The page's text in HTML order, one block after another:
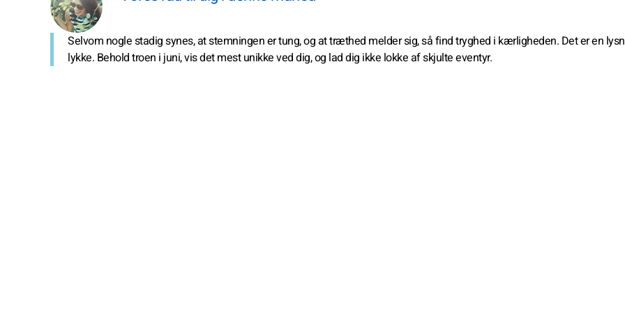
Selvom nogle stadig synes, at stemningen er tung, og at træthed melder sig, så find tryghed i kærligheden. Det er en
lykke. Behold troen i juni, vis det mest unikke ved dig, og lad dig ikke lokke af skjulte eventyr.